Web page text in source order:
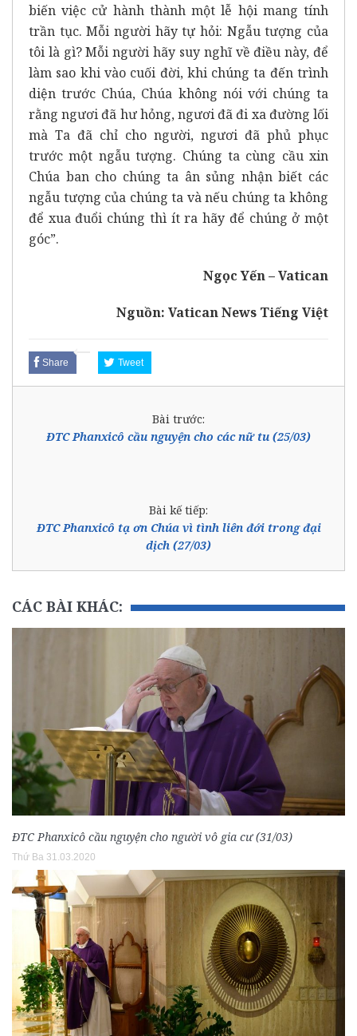
biến việc cử hành thành một lễ hội mang tính
trần tục. Mỗi người hãy tự hỏi: Ngẫu tượng của
tôi là gì? Mỗi người hãy suy nghĩ về điều này, để
làm sao khi vào cuối đời, khi chúng ta đến trình
diện trước Chúa, Chúa không nói với chúng ta
rằng ngươi đã hư hỏng, ngươi đã đi xa đường lối
mà Ta đã chỉ cho người, ngươi đã phủ phục
trước một ngẫu tượng. Chúng ta cùng cầu xin
Chúa ban cho chúng ta ân sủng nhận biết các
ngẫu tượng của chúng ta và nếu chúng ta không
để xua đuổi chúng thì ít ra hãy để chúng ở một
góc”.
Ngọc Yến – Vatican
Nguồn: Vatican News Tiếng Việt
Share Tweet
Bài trước:
ĐTC Phanxicô cầu nguyện cho các nữ tu (25/03)
Bài kế tiếp:
ĐTC Phanxicô tạ ơn Chúa vì tình liên đới trong đại
dịch (27/03)
CÁC BÀI KHÁC:
ĐTC Phanxicô cầu nguyện cho người vô gia cư (31/03)
Thứ Ba 31.03.2020